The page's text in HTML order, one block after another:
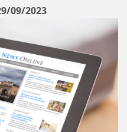
09/2023